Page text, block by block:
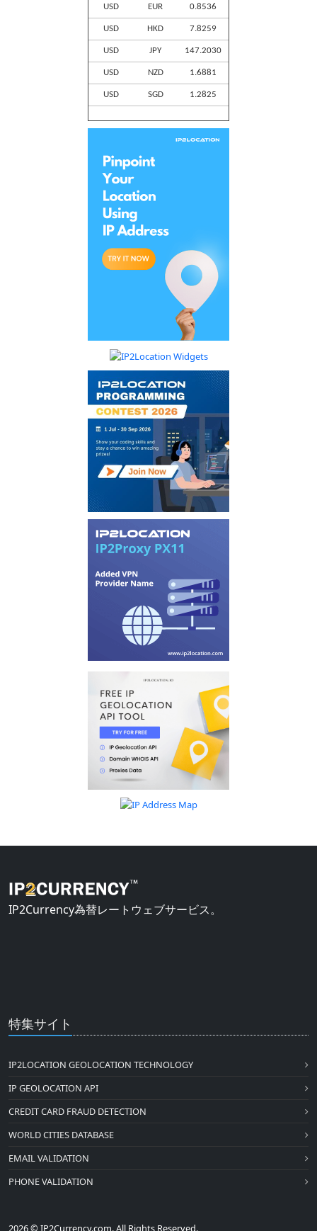
USD EUR 0.8536
USD HKD 7.8259
USD JPY 147.2030
USD NZD 1.6881
USD SGD 1.2825
IP2Currency為替レートウェブサービス。
特集サイト
IP2LOCATION GEOLOCATION TECHNOLOGY
IP GEOLOCATION API
CREDIT CARD FRAUD DETECTION
WORLD CITIES DATABASE
EMAIL VALIDATION
PHONE VALIDATION
2026 © IP2Currency.com. All Rights Reserved.